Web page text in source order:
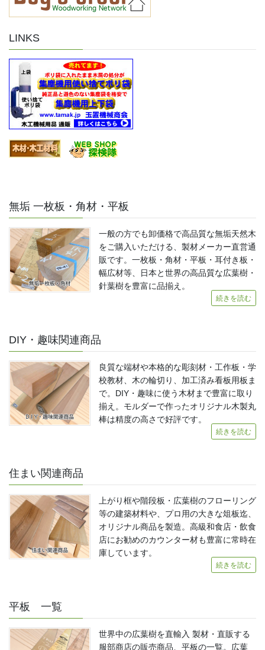
LINKS
無垢 一枚板・角材・平板
一般の方でも卸価格で高品質な無垢天然木
をご購入いただける、製材メーカー直営通
販です。一枚板・角材・平板・耳付き板・
幅広材等、日本と世界の高品質な広葉樹・
針葉樹を豊富に品揃え。
続きを読む
DIY・趣味関連商品
良質な端材や本格的な彫刻材・工作板・学
校教材、木の輪切り、加工済み看板用板ま
で。DIY・趣味に使う木材まで豊富に取り
揃え。モルダーで作ったオリジナル木製丸
棒は精度の高さで好評です。
続きを読む
住まい関連商品
上がり框や階段板・広葉樹のフローリング
等の建築材料や、プロ用の大きな俎板迄、
オリジナル商品を製造。高級和食店・飲食
店にお勧めのカウンター材も豊富に常時在
庫しています。
続きを読む
平板 一覧
世界中の広葉樹を直輸入 製材・直販する
服部商店の販売商品、平板の一覧。広葉